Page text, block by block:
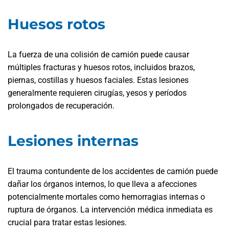
Huesos rotos
La fuerza de una colisión de camión puede causar
múltiples fracturas y huesos rotos, incluidos brazos,
piernas, costillas y huesos faciales. Estas lesiones
generalmente requieren cirugías, yesos y períodos
prolongados de recuperación.
Lesiones internas
El trauma contundente de los accidentes de camión puede
dañar los órganos internos, lo que lleva a afecciones
potencialmente mortales como hemorragias internas o
ruptura de órganos. La intervención médica inmediata es
crucial para tratar estas lesiones.